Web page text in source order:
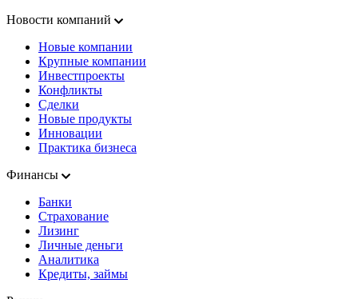
Новости компаний
Новые компании
Крупные компании
Инвестпроекты
Конфликты
Сделки
Новые продукты
Инновации
Практика бизнеса
Финансы
Банки
Страхование
Лизинг
Личные деньги
Аналитика
Кредиты, займы